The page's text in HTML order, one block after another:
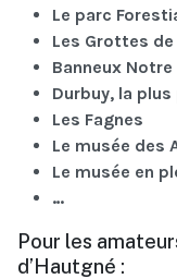
Le parc
Les Grottes
Banneux
Durbuy, la
Les Fagnes
Le musée des
Le musée en
…
Pour les
d’Hautgné :